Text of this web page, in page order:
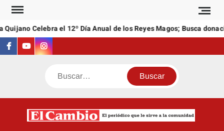
Saltar
contenidoCelebra el 12º Día Anual de los Reyes Magos; Busca
Facebook
YoutubeInstagram
Buscar